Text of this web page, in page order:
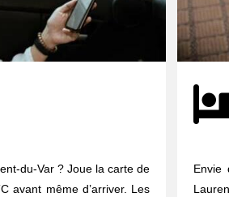
du-Var ? Joue la carte de
avant même d’arriver. Les
Envie